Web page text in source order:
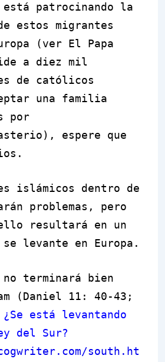
está patrocinando la
estos migrantes
(ver El Papa
a diez mil
de católicos
una familia
por
espere que
islámicos dentro de
problemas, pero
resultará en un
levante en Europa.
no terminará bien
(Daniel 11: 40-43;
¿Se está levantando
del Sur?
south.ht